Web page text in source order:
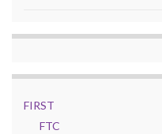
FIRST
FTC